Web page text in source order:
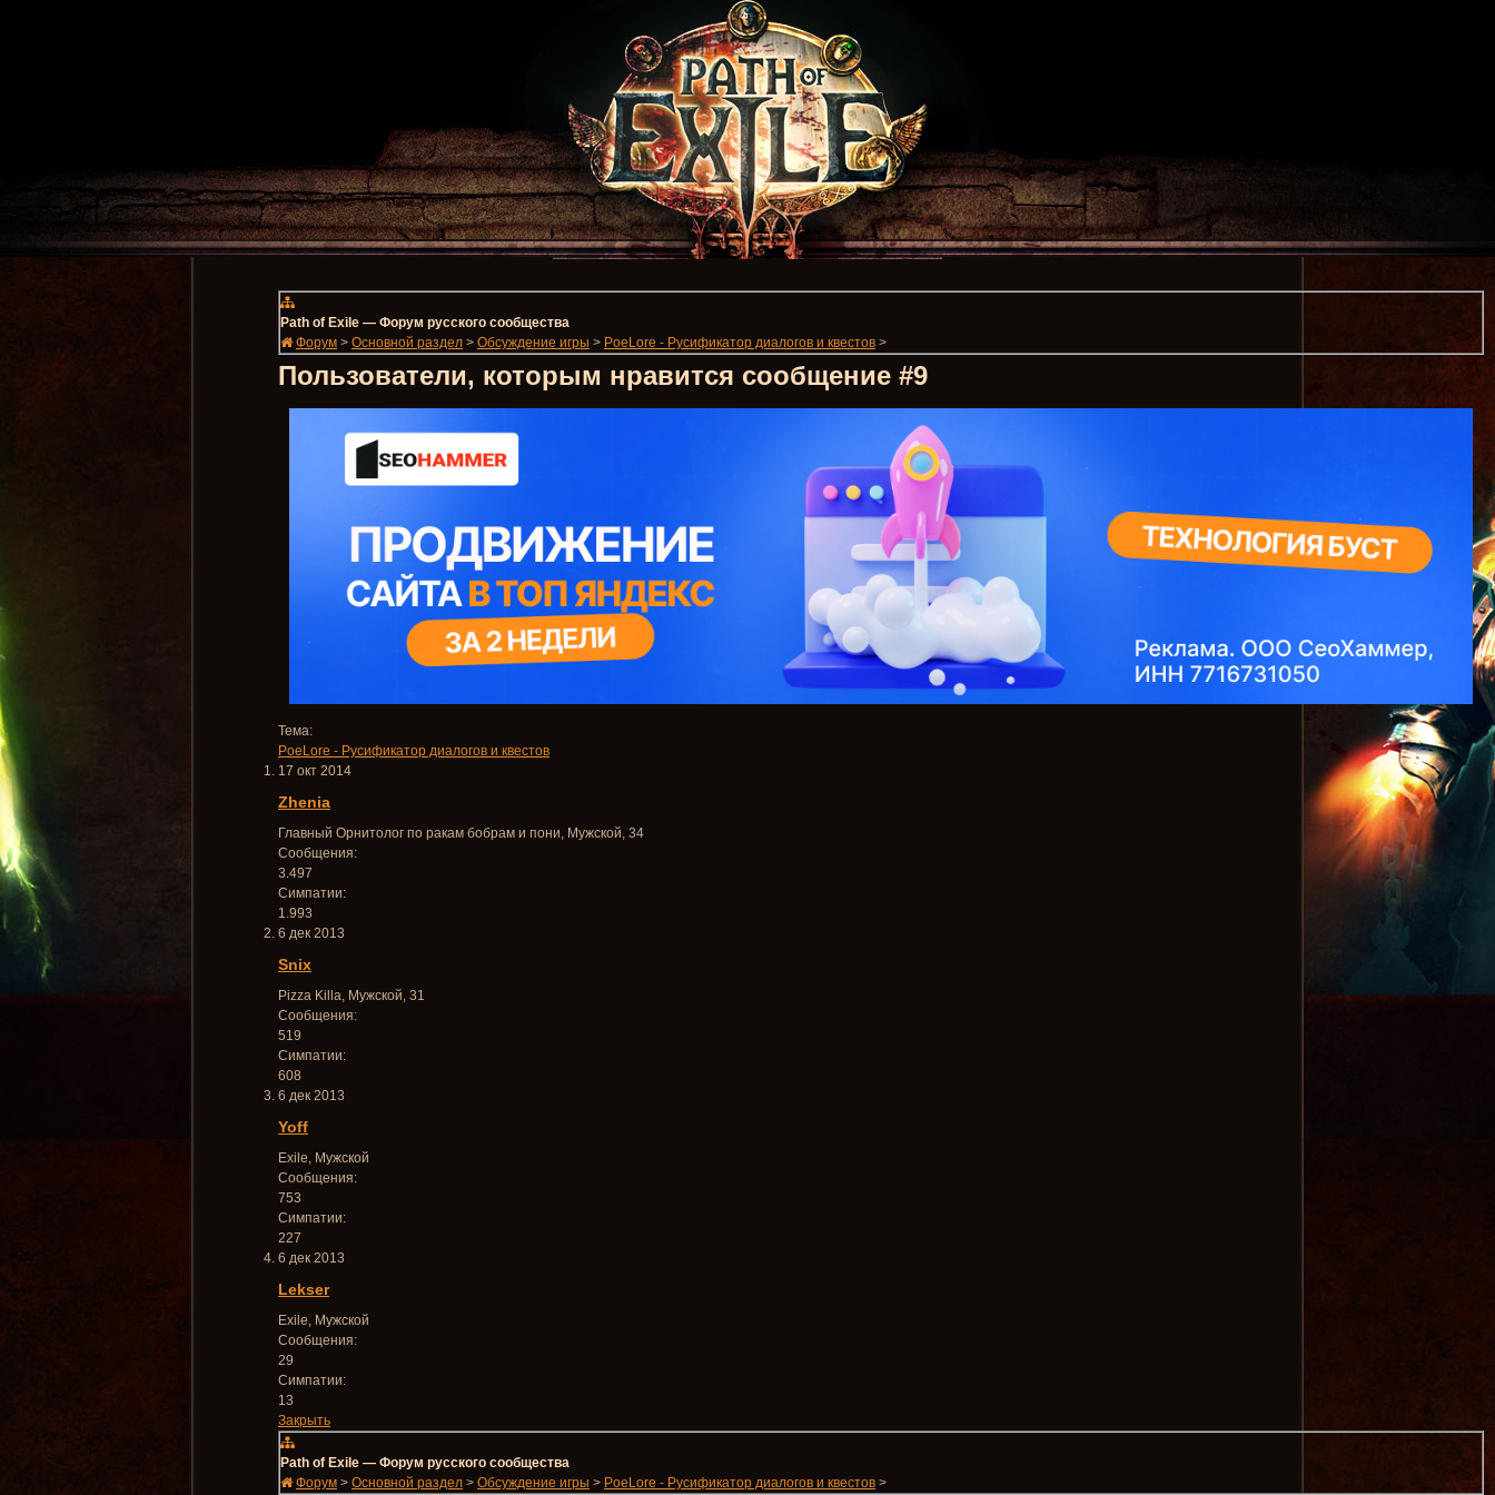
Path of Exile — Форум русского сообщества
Форум > Основной раздел > Обсуждение игры > PoeLore - Русификатор диалогов и квестов >
Пользователи, которым нравится сообщение #9
Тема:
PoeLore - Русификатор диалогов и квестов
17 окт 2014
Zhenia
Главный Орнитолог по ракам бобрам и пони, Мужской, 34
Сообщения:
3.497
Симпатии:
1.993
6 дек 2013
Snix
Pizza Killa, Мужской, 31
Сообщения:
519
Симпатии:
608
6 дек 2013
Yoff
Exile, Мужской
Сообщения:
753
Симпатии:
227
6 дек 2013
Lekser
Exile, Мужской
Сообщения:
29
Симпатии:
13
Закрыть
Path of Exile — Форум русского сообщества
Форум > Основной раздел > Обсуждение игры > PoeLore - Русификатор диалогов и квестов >